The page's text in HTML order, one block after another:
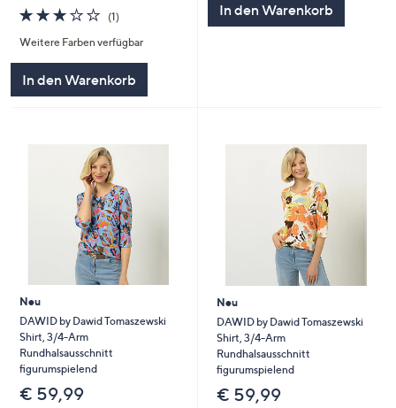
3.0
von
5
(1)1
Weitere Farben verfügbar
In den Warenkorb
In den Warenkorb
Neu
DAWID by Dawid Tomaszewski
Shirt, 3/4-Arm
Rundhalsausschnitt
figurumspielend
€ 59,99
Neu
DAWID by Dawid Tomaszewski
Shirt, 3/4-Arm
Rundhalsausschnitt
figurumspielend
€ 59,99